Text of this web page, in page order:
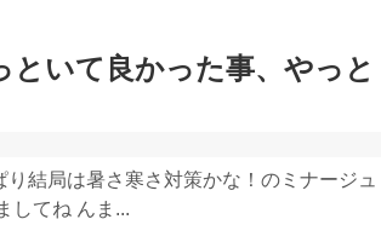
といて良かった事、やっと
結局は暑さ寒さ対策かな！のミナージュ
してね んま...